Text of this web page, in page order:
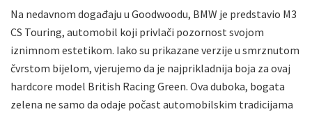
Na nedavnom događaju u Goodwoodu, BMW je predstavio M3
CS Touring, automobil koji privlači pozornost svojom
iznimnom estetikom. Iako su prikazane verzije u smrznutom
čvrstom bijelom, vjerujemo da je najprikladnija boja za ovaj
hardcore model British Racing Green. Ova duboka, bogata
zelena ne samo da odaje počast automobilskim tradicijama